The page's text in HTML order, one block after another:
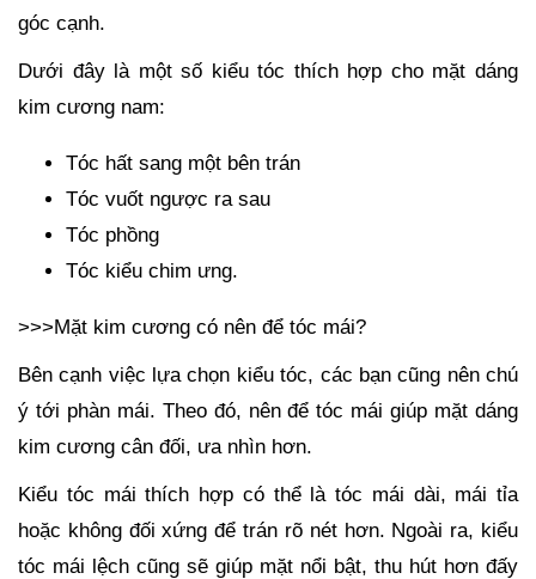
góc cạnh.
Dưới đây là một số kiểu tóc thích hợp cho mặt dáng
kim cương nam:
Tóc hất sang một bên trán
Tóc vuốt ngược ra sau
Tóc phồng
Tóc kiểu chim ưng.
>>>Mặt kim cương có nên để tóc mái?
Bên cạnh việc lựa chọn kiểu tóc, các bạn cũng nên chú
ý tới phàn mái. Theo đó, nên để tóc mái giúp mặt dáng
kim cương cân đối, ưa nhìn hơn.
Kiểu tóc mái thích hợp có thể là tóc mái dài, mái tỉa
hoặc không đối xứng để trán rõ nét hơn. Ngoài ra, kiểu
tóc mái lệch cũng sẽ giúp mặt nổi bật, thu hút hơn đấy